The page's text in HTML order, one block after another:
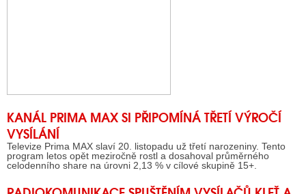
KANÁL PRIMA MAX SI PŘIPOMÍNÁ TŘETÍ VÝROČÍ
VYSÍLÁNÍ
Televize Prima MAX slaví 20. listopadu už třetí narozeniny. Tento
program letos opět meziročně rostl a dosahoval průměrného
celodenního share na úrovni 2,13 % v cílové skupině 15+.